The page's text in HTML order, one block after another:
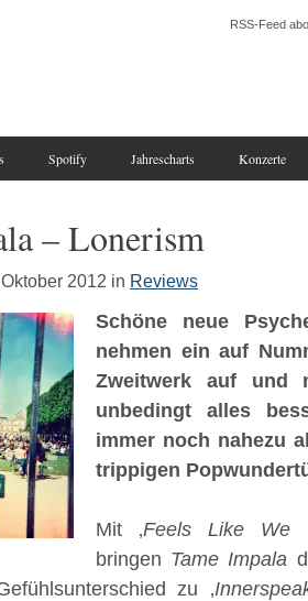
RSS-Feed
Spotify Jahrescharts Konzerte
– Lonerism
2012 in Reviews
Schöne neue
nehmen ein auf
Zweitwerk auf und
unbedingt alles
immer noch nahezu
trippigen
Mit ‚Feels Like We
bringen Tame Impala
zu ‚